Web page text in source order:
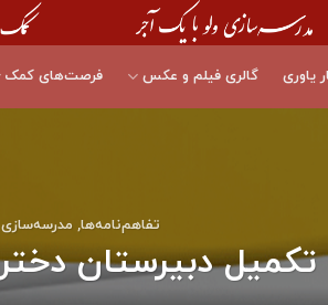
یاوری گالری فیلم و عکس فرصت‌های کمک
تفاهم‎‌نامه‌ها , مدرسه‌سازی
دبیرستان دخترانه ۱۲ کلاسه،